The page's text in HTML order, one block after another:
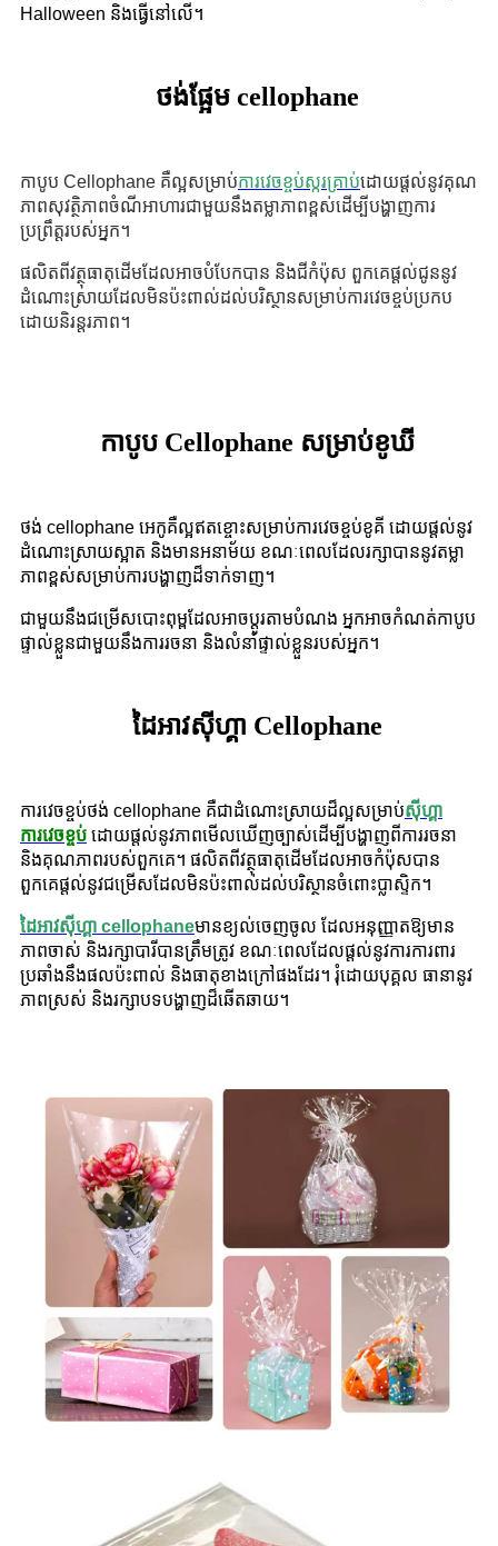
Halloween និងធ្វើនៅលើ។
ថង់ផ្អែម cellophane
កាបូប Cellophane គឺល្អសម្រាប់ការវេចខ្ចប់ស្ករគ្រាប់ដោយផ្តល់នូវគុណ
ភាពសុវត្ថិភាពចំណីអាហារជាមួយនឹងតម្លាភាពខ្ពស់ដើម្បីបង្ហាញការ
ប្រព្រឹត្តរបស់អ្នក។
ផលិតពីវត្ថុធាតុដើមដែលអាចបំបែកបាន និងជីកំប៉ុស ពួកគេផ្តល់ជូននូវ
ដំណោះស្រាយដែលមិនប៉ះពាល់ដល់បរិស្ថានសម្រាប់ការវេចខ្ចប់ប្រកប
ដោយនិរន្តរភាព។
កាបូប Cellophane សម្រាប់ខូឃី
ថង់ cellophane អេកូគឺល្អឥតខ្ចោះសម្រាប់ការវេចខ្ចប់ខូគី ដោយផ្តល់នូវ
ដំណោះស្រាយស្អាត និងមានអនាម័យ ខណៈពេលដែលរក្សាបាននូវតម្លា
ភាពខ្ពស់សម្រាប់ការបង្ហាញដ៏ទាក់ទាញ។
ជាមួយនឹងជម្រើសបោះពុម្ពដែលអាចប្ដូរតាមបំណង អ្នកអាចកំណត់កាបូប
ផ្ទាល់ខ្លួនជាមួយនឹងការរចនា និងលំនាំផ្ទាល់ខ្លួនរបស់អ្នក។
ដៃអាវស៊ីហ្គា Cellophane
ការវេចខ្ចប់ថង់ cellophane គឺជាដំណោះស្រាយដ៏ល្អសម្រាប់ស៊ីហ្គា
ការវេចខ្ចប់ ដោយផ្តល់នូវភាពមើលឃើញច្បាស់ដើម្បីបង្ហាញពីការរចនា
និងគុណភាពរបស់ពួកគេ។ ផលិតពីវត្ថុធាតុដើមដែលអាចកំប៉ុសបាន
ពួកគេផ្តល់នូវជម្រើសដែលមិនប៉ះពាល់ដល់បរិស្ថានចំពោះប្លាស្ទិក។
ដៃអាវស៊ីហ្គា cellophaneមានខ្យល់ចេញចូល ដែលអនុញ្ញាតឱ្យមាន
ភាពចាស់ និងរក្សាបារីបានត្រឹមត្រូវ ខណៈពេលដែលផ្តល់នូវការការពារ
ប្រឆាំងនឹងផលប៉ះពាល់ និងធាតុខាងក្រៅផងដែរ។ រុំដោយបុគ្គល ធានានូវ
ភាពស្រស់ និងរក្សាបទបង្ហាញដ៏ឆើតឆាយ។